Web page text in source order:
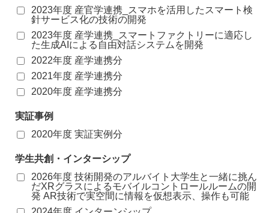
2023年度 産官学連携_スマホを活用したスマート検
針サービス化の技術の開発
2023年度 産学連携_スマートファクトリーに適応し
た生成AIによる自由対話システムを開発
2022年度 産学連携分
2021年度 産学連携分
2020年度 産学連携分
実証事例
2020年度 実証実例分
学生共創・インターシップ
2026年度 技術開発のアルバイト大学生と一緒に挑ん
だXRグラスによるモバイルコントロールルームの開
発 AR技術で実空間に情報を仮想表示、操作も可能